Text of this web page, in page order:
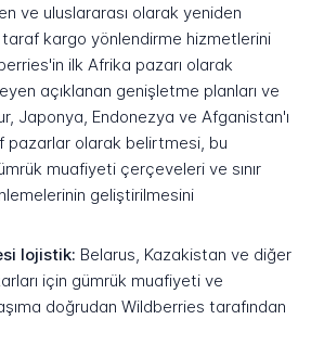
ve uluslararası olarak yeniden
kargo yönlendirme hizmetlerini
ilk Afrika pazarı olarak
açıklanan genişletme planları ve
Japonya, Endonezya ve Afganistan'ı
pazarlar olarak belirtmesi, bu
muafiyeti çerçeveleri ve sınır
geliştirilmesini
lojistik: Belarus, Kazakistan ve diğer
için gümrük muafiyeti ve
doğrudan Wildberries tarafından